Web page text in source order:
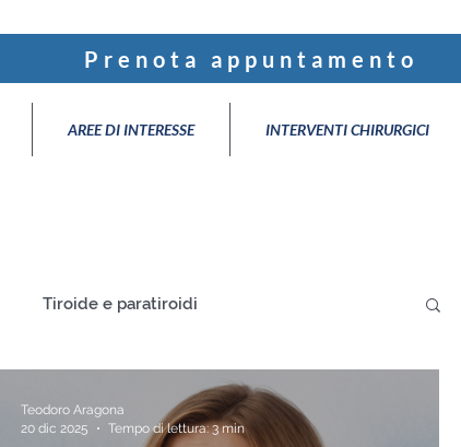
Prenota appuntamento
AREE DI INTERESSE INTERVENTI CHIRURGICI
Tiroide e paratiroidi
Teodoro Aragona
20 dic 2025
Tempo di lettura: 3 min